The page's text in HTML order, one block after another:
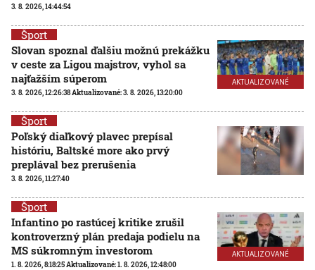
3. 8. 2026, 14:44:54
AKTUALIZOVANÉ
Šport
Slovan spoznal ďalšiu možnú prekážku
v ceste za Ligou majstrov, vyhol sa
najťažším súperom
3. 8. 2026, 12:26:38 Aktualizované:3. 8. 2026, 13:20:00
Šport
Poľský diaľkový plavec prepísal
históriu, Baltské more ako prvý
preplával bez prerušenia
3. 8. 2026, 11:27:40
AKTUALIZOVANÉ
Šport
Infantino po rastúcej kritike zrušil
kontroverzný plán predaja podielu na
MS súkromným investorom
1. 8. 2026, 8:18:25 Aktualizované:1. 8. 2026, 12:48:00